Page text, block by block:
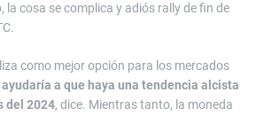
la cosa se complica y adiós rally de fin de
como mejor opción para los mercados
ayudaría a que haya una tendencia alcista
del 2024, dice. Mientras tanto, la moneda